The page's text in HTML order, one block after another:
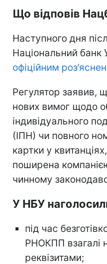
Що відповів
Наступного дня
Національний банк
офіційним
Регулятор заявив,
нових вимог щодо
індивідуального
(ІПН) чи повного
картки у
поширена
чинному
У НБУ
під час
РНОКПП взагалі
реквізитами;